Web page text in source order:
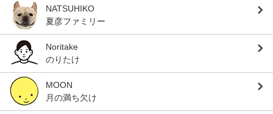
NATSUHIKO
夏彦ファミリー
Noritake
のりたけ
MOON
月の満ち欠け